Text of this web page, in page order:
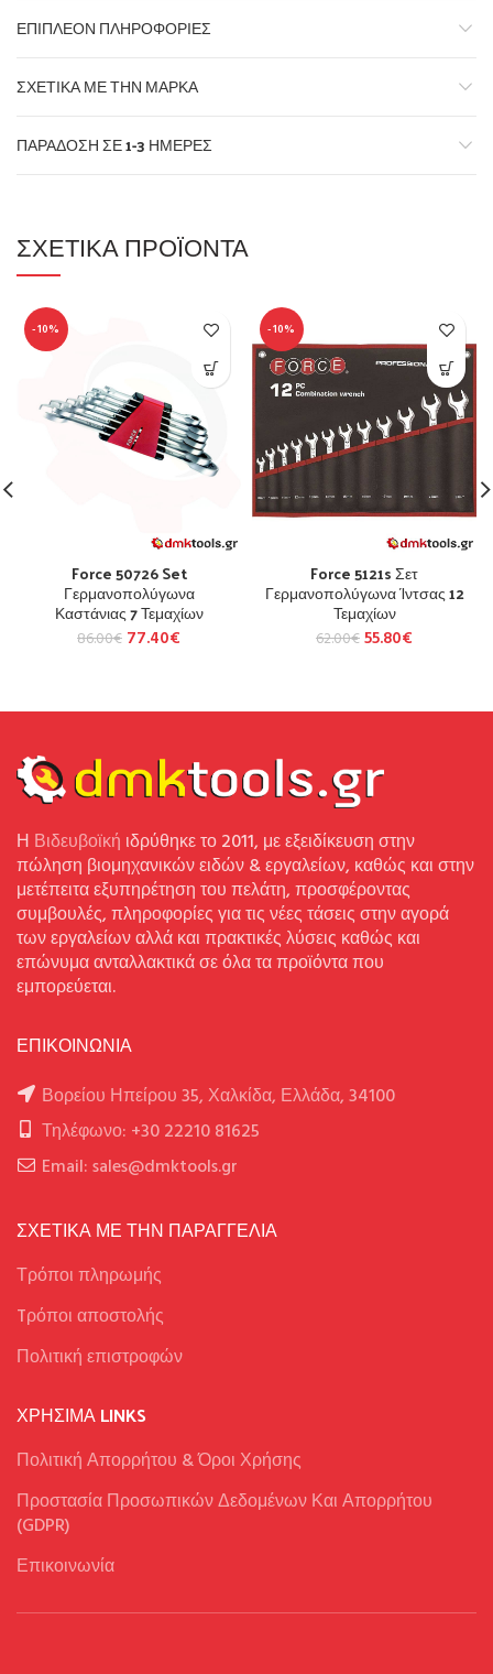
ΕΠΙΠΛΈΟΝ ΠΛΗΡΟΦΟΡΊΕΣ
ΣΧΕΤΙΚΆ ΜΕ ΤΗΝ ΜΆΡΚΑ
ΠΑΡΆΔΟΣΗ ΣΕ 1-3 ΗΜΈΡΕΣ
ΣΧΕΤΙΚΆ ΠΡΟΪΌΝΤΑ
-10%
Force 50726 Set
Γερμανοπολύγωνα
Καστάνιας 7 Τεμαχίων
86.00€ 77.40€
-10%
Force 5121s Σετ
Γερμανοπολύγωνα Ίντσας 12
Τεμαχίων
62.00€55.80€
Η Βιδευβοϊκή ιδρύθηκε το 2011, με εξειδίκευση στην
πώληση βιομηχανικών ειδών & εργαλείων, καθώς και στην
μετέπειτα εξυπηρέτηση του πελάτη, προσφέροντας
συμβουλές, πληροφορίες για τις νέες τάσεις στην αγορά
των εργαλείων αλλά και πρακτικές λύσεις καθώς και
επώνυμα ανταλλακτικά σε όλα τα προϊόντα που
εμπορεύεται.
ΕΠΙΚΟΙΝΩΝΙΑ
Βορείου Ηπείρου 35, Χαλκίδα, Ελλάδα, 34100
Τηλέφωνο: +30 22210 81625
Email: sales@dmktools.gr
ΣΧΕΤΙΚΑ ΜΕ ΤΗΝ ΠΑΡΑΓΓΕΛΙΑ
Τρόποι πληρωμής
Tρόποι αποστολής
Πολιτική επιστροφών
ΧΡΉΣΙΜΑ LINKS
Πολιτική Απορρήτου & Όροι Χρήσης
Προστασία Προσωπικών Δεδομένων Και Απορρήτου
(GDPR)
Επικοινωνία